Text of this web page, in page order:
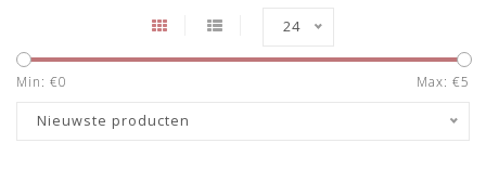
24
Min: €0 Max: €5
Nieuwste producten